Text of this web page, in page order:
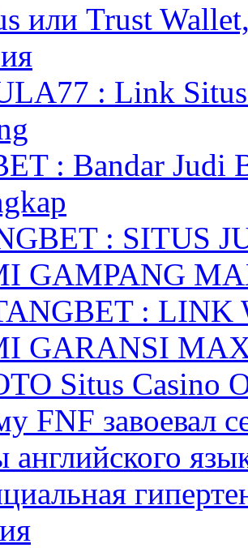
или Trust
: Link Situs
: Bandar Judi
: SITUS
GAMPANG
: LINK
GARANSI
Situs Casino
FNF завоевал
английского